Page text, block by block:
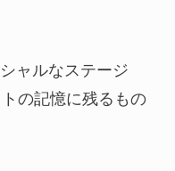
ャルなステージ
の記憶に残るもの